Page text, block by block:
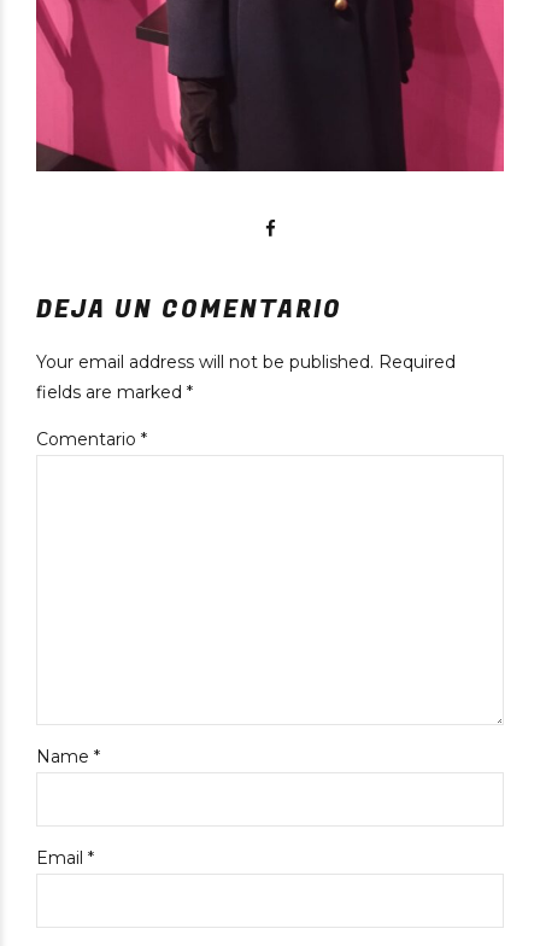
DEJA UN COMENTARIO
Your email address will not be published. Required
fields are marked *
Comentario *
Name *
Email *